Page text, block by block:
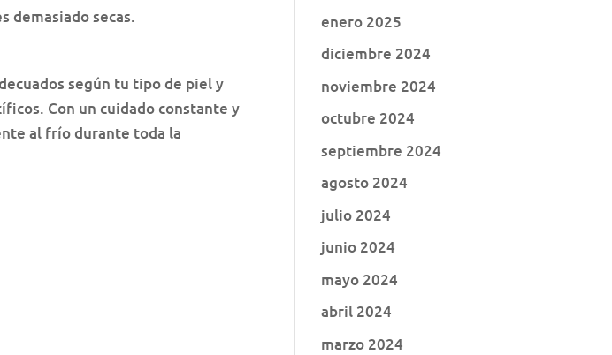
demasiado secas.
según tu tipo de piel y
Con un cuidado constante y
al frío durante toda la
enero 2025
diciembre 2024
noviembre 2024
octubre 2024
septiembre 2024
agosto 2024
julio 2024
junio 2024
mayo 2024
abril 2024
marzo 2024